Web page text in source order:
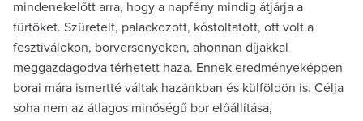
mindenekelőtt arra, hogy a napfény mindig átjárja a
fürtöket. Szüretelt, palackozott, kóstoltatott, ott volt a
fesztiválokon, borversenyeken, ahonnan díjakkal
meggazdagodva térhetett haza. Ennek eredményeképpen
borai mára ismertté váltak hazánkban és külföldön is. Célja
soha nem az átlagos minőségű bor előállítása,